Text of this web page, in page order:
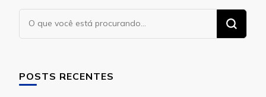
Procurando
algo?
POSTS RECENTES